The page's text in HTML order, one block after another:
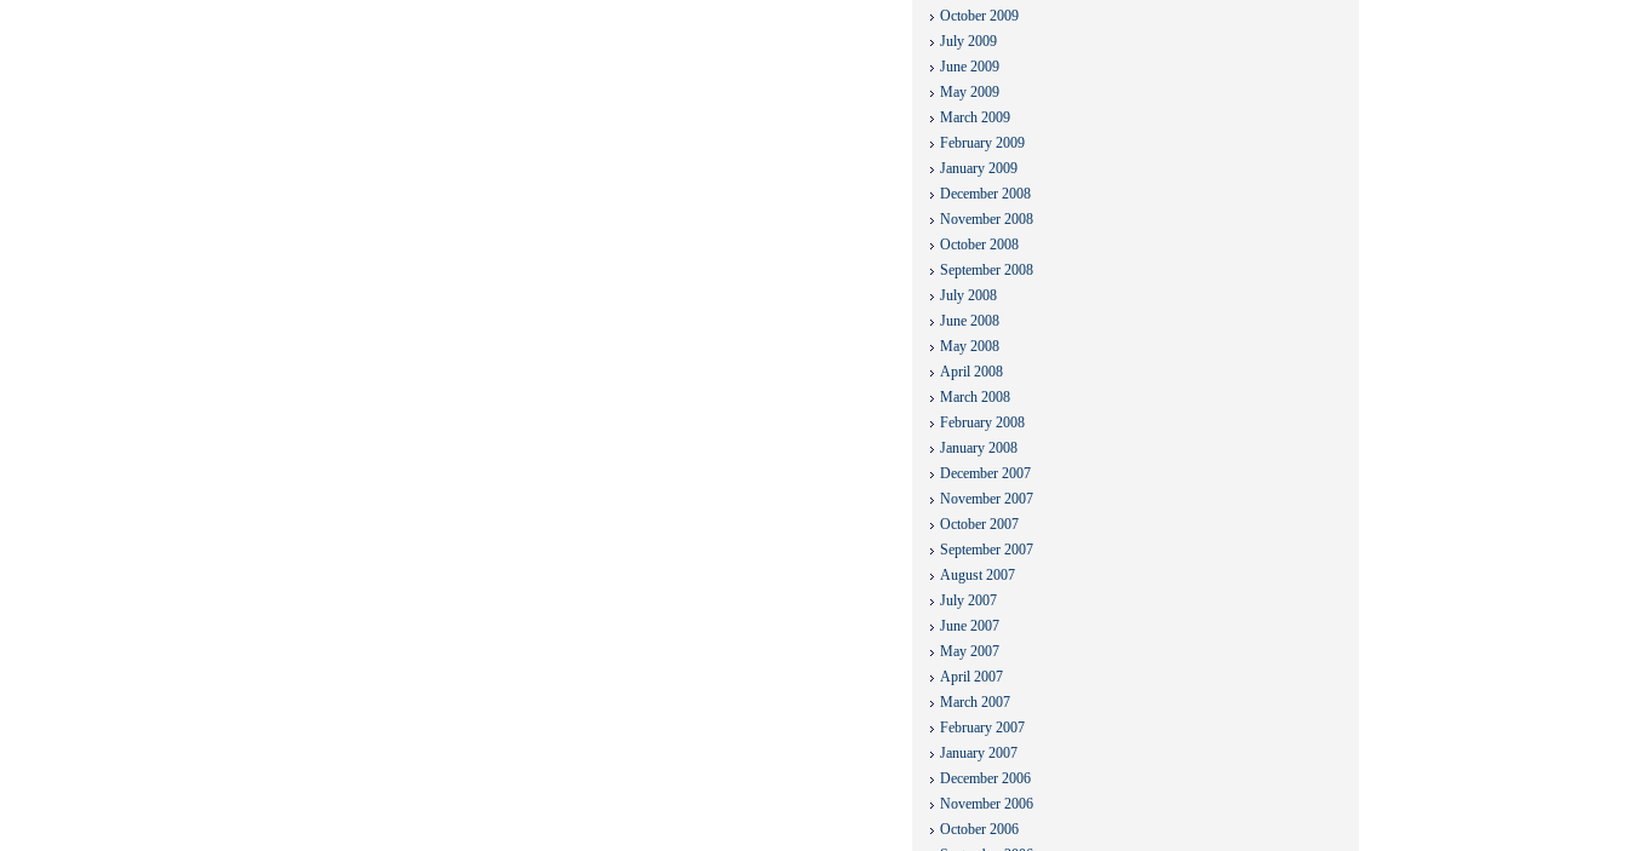
October 2009
July 2009
June 2009
May 2009
March 2009
February 2009
January 2009
December 2008
November 2008
October 2008
September 2008
July 2008
June 2008
May 2008
April 2008
March 2008
February 2008
January 2008
December 2007
November 2007
October 2007
September 2007
August 2007
July 2007
June 2007
May 2007
April 2007
March 2007
February 2007
January 2007
December 2006
November 2006
October 2006